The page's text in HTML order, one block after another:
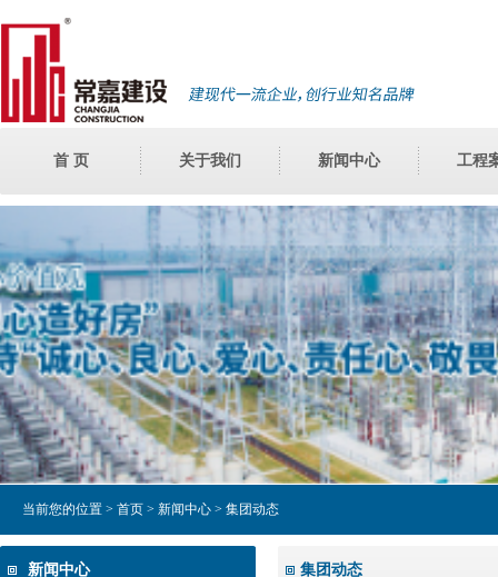
首 页 关于我们 新闻中心 工程
当前您的位置 > 首页 > 新闻中心 > 集团动态
新闻中心 集团动态